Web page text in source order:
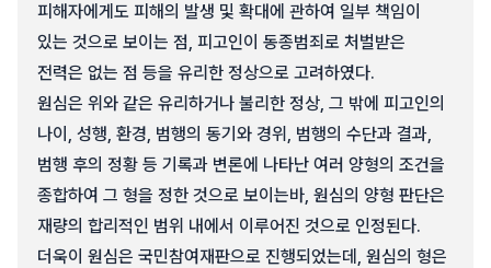
피해자에게도 피해의 발생 및 확대에 관하여 일부 책임이
있는 것으로 보이는 점, 피고인이 동종범죄로 처벌받은
전력은 없는 점 등을 유리한 정상으로 고려하였다.
원심은 위와 같은 유리하거나 불리한 정상, 그 밖에 피고인의
나이, 성행, 환경, 범행의 동기와 경위, 범행의 수단과 결과,
범행 후의 정황 등 기록과 변론에 나타난 여러 양형의 조건을
종합하여 그 형을 정한 것으로 보이는바, 원심의 양형 판단은
재량의 합리적인 범위 내에서 이루어진 것으로 인정된다.
더욱이 원심은 국민참여재판으로 진행되었는데, 원심의 형은